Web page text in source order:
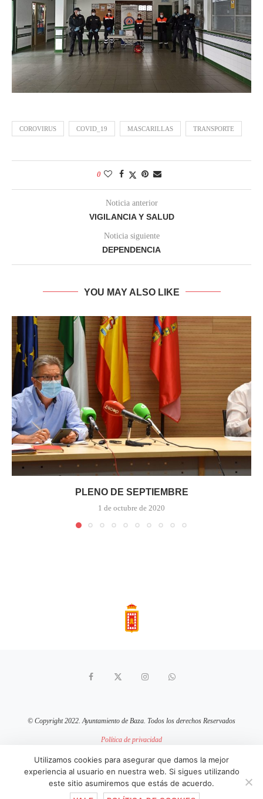
COROVIRUS COVID_19 MASCARILLAS TRANSPORTE
0
Noticia anterior
VIGILANCIA Y SALUD
Noticia siguiente
DEPENDENCIA
YOU MAY ALSO LIKE
PLENO DE SEPTIEMBRE
1 de octubre de 2020
© Copyright 2022. Ayuntamiento de Baza. Todos los derechos Reservados
Política de privacidad
Política de cookies
sitio web mantenido por pixelcero.com
Utilizamos cookies para asegurar que damos la mejor
experiencia al usuario en nuestra web. Si sigues utilizando
este sitio asumiremos que estás de acuerdo.